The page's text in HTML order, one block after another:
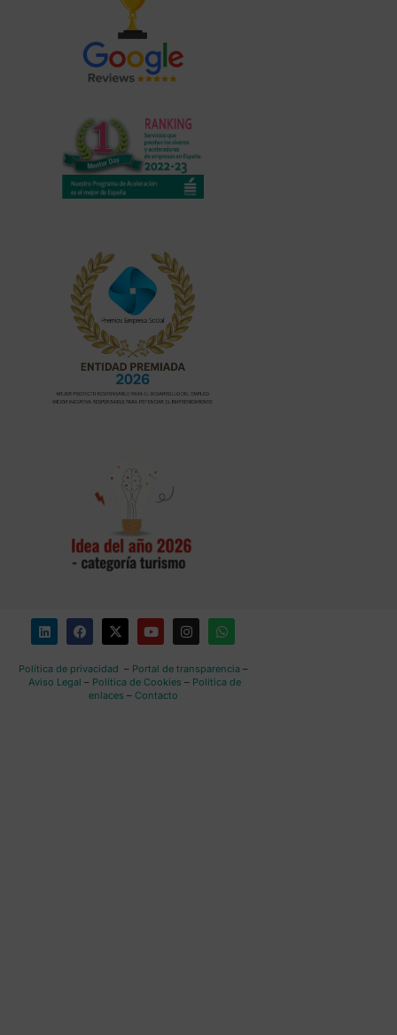
Política de privacidad – Portal de transparencia–
Aviso Legal – Política de Cookies – Política de
enlaces – Contacto